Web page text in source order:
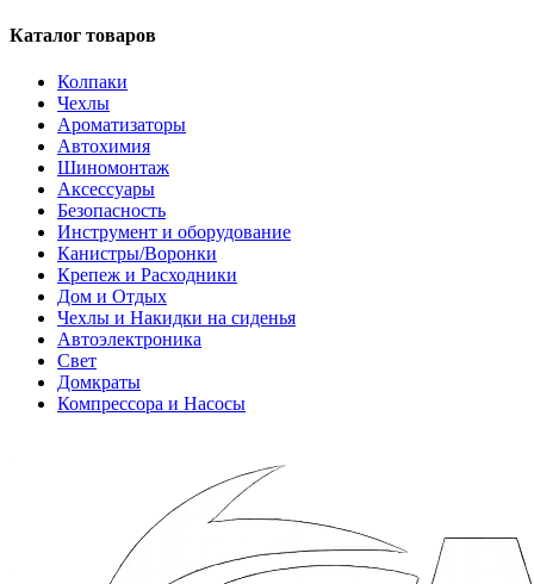
Каталог товаров
Колпаки
Чехлы
Ароматизаторы
Автохимия
Шиномонтаж
Аксессуары
Безопасность
Инструмент и оборудование
Канистры/Воронки
Крепеж и Расходники
Дом и Отдых
Чехлы и Накидки на сиденья
Автоэлектроника
Свет
Домкраты
Компрессора и Насосы